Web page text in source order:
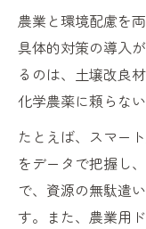
農業と環境配慮を
具体的対策の導入
るのは、土壌改良
化学農薬に頼らな
たとえば、スマー
をデータで把握し
で、資源の無駄遣
す。また、農業用